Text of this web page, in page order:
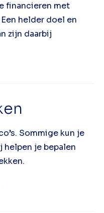
financieren met
helder doel en
zijn daarbij
Sommige kun je
helpen je bepalen